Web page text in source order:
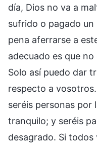
día, Dios no va a
sufrido o pagado un
pena aferrarse a
adecuado es que
Solo así puedo dar
respecto a
seréis personas por
tranquilo; y seréis
desagrado. Si